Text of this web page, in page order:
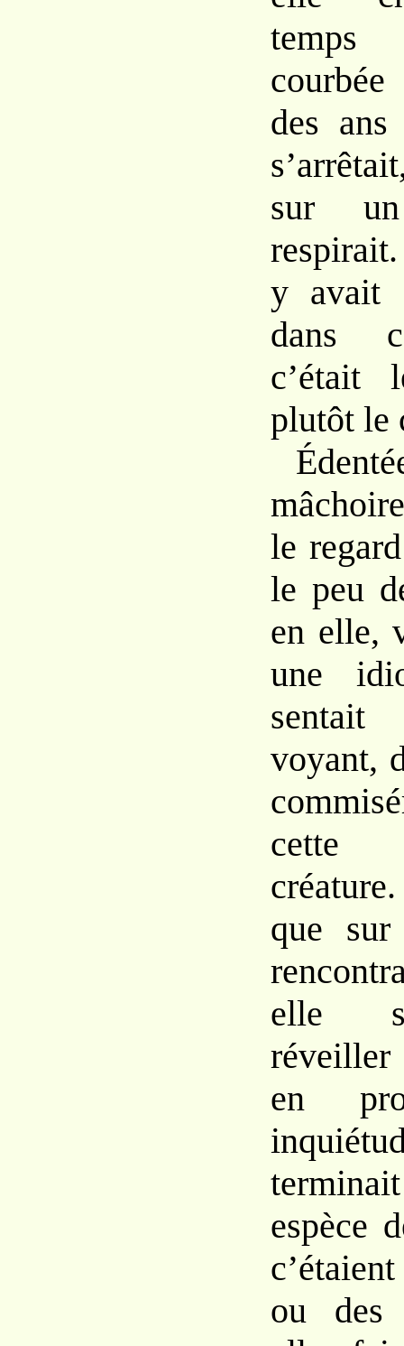
des
sur
y avait
dans
c’était
plutôt le
le
le peu
en elle,
une
voyant,
cette
que
elle
en
espèce
ou des